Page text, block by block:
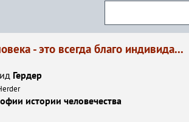
- это всегда благо индивида...
Гердер
истории человечества